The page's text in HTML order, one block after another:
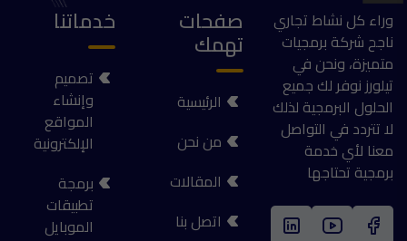
وراء كل نشاط تجاري
ناجح شركة برمجيات
متميزة، ونحن في
تيلورز نوفر لك جميع
الحلول البرمجية لذلك
لا تتردد في التواصل
معنا لأي خدمة
برمجية تحتاجها
صفحات
تهمك
الرئيسية
من نحن
المقالات
اتصل بنا
خدماتنا
تصميم
وإنشاء
المواقع
الإلكترونية
برمجة
تطبيقات
الموبايل